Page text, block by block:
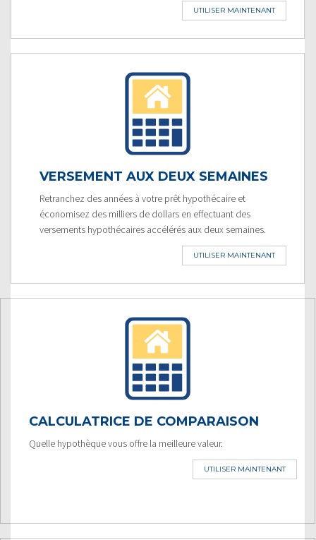
UTILISER MAINTENANT
VERSEMENT AUX DEUX SEMAINES
Retranchez des années à votre prêt hypothécaire et
économisez des milliers de dollars en effectuant des
versements hypothécaires accélérés aux deux semaines.
UTILISER MAINTENANT
CALCULATRICE DE COMPARAISON
Quelle hypothèque vous offre la meilleure valeur.
UTILISER MAINTENANT